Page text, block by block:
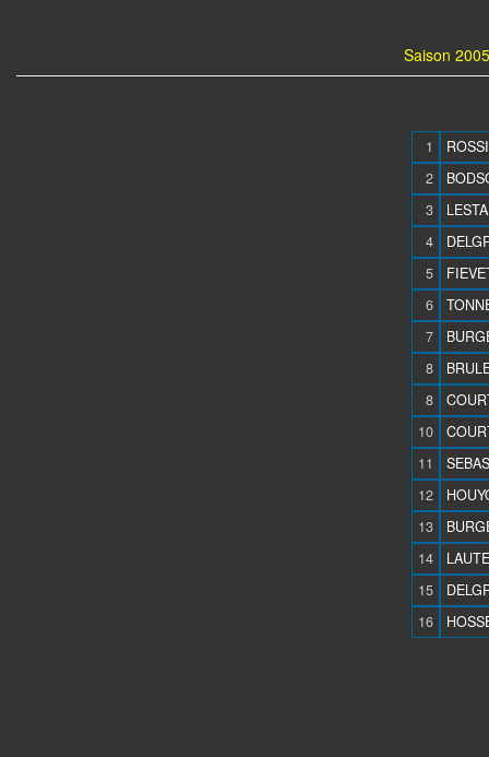
Saison
1
2
3
4
5
6
7
8
8
10
11
12
13
14
15
16